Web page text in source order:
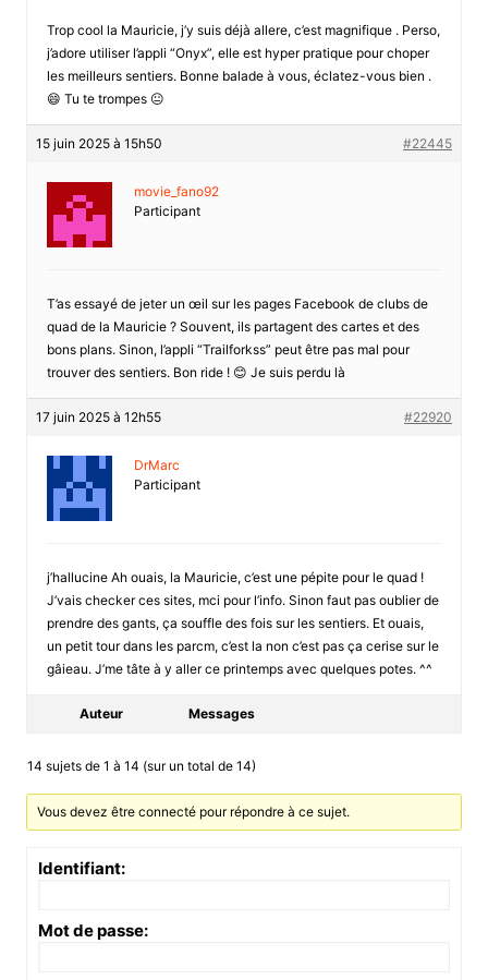
Trop cool la Mauricie, j’y suis déjà allere, c’est magnifique . Perso,
j’adore utiliser l’appli “Onyx”, elle est hyper pratique pour choper
les meilleurs sentiers. Bonne balade à vous, éclatez-vous bien .
😄 Tu te trompes 😐
15 juin 2025 à 15h50 #22445
movie_fano92
Participant
T’as essayé de jeter un œil sur les pages Facebook de clubs de
quad de la Mauricie ? Souvent, ils partagent des cartes et des
bons plans. Sinon, l’appli “Trailforkss” peut être pas mal pour
trouver des sentiers. Bon ride ! 😊 Je suis perdu là
17 juin 2025 à 12h55 #22920
DrMarc
Participant
j’hallucine Ah ouais, la Mauricie, c’est une pépite pour le quad !
J’vais checker ces sites, mci pour l’info. Sinon faut pas oublier de
prendre des gants, ça souffle des fois sur les sentiers. Et ouais,
un petit tour dans les parcm, c’est la non c’est pas ça cerise sur le
gâieau. J’me tâte à y aller ce printemps avec quelques potes. ^^
Auteur Messages
14 sujets de 1 à 14 (sur un total de 14)
Vous devez être connecté pour répondre à ce sujet.
Identifiant:
Mot de passe: